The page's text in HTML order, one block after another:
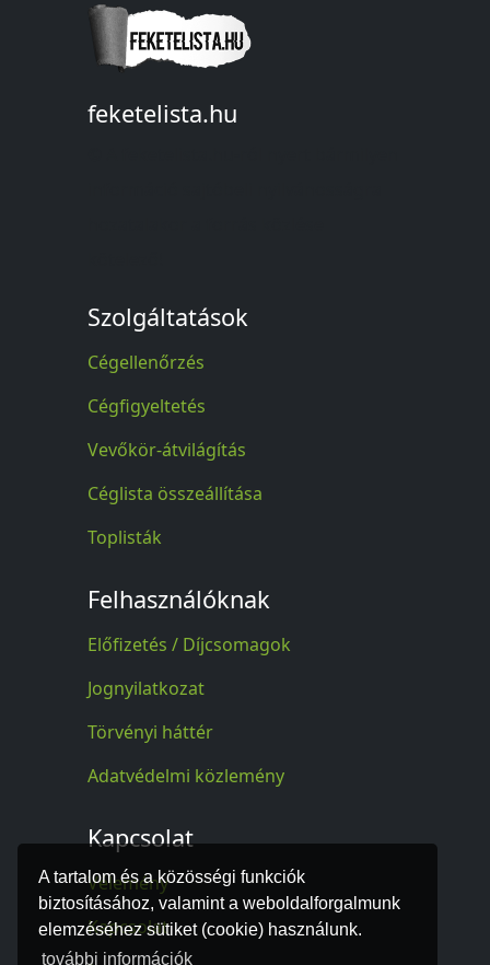
A tartalom és a közösségi funkciók
biztosításához, valamint a weboldalforgalmunk
elemzéséhez sütiket (cookie) használunk.
további információk
feketelista.hu
Szolgáltatások
Cégellenőrzés
Cégfigyeltetés
Vevőkör-átvilágítás
Céglista összeállítása
Toplisták
Felhasználóknak
Előfizetés / Díjcsomagok
Jognyilatkozat
Törvényi háttér
Adatvédelmi közlemény
Kapcsolat
Vélemény
Kapcsolat